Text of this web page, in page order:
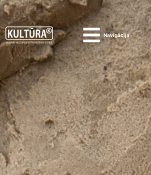
Navigācija